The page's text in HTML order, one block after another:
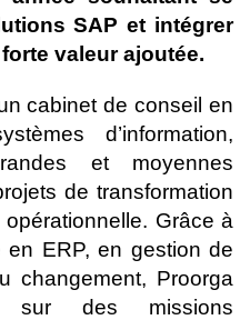
SAP et intégrer
valeur ajoutée.
cabinet de conseil en
d’information,
et moyennes
de transformation
opérationnelle. Grâce à
en ERP, en gestion de
changement, Proorga
sur des missions